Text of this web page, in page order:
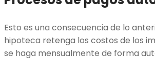
Esto es una consecuencia de lo
hipoteca retenga los costos de los
se haga mensualmente de forma